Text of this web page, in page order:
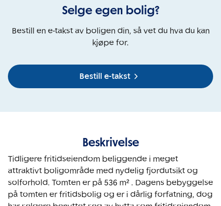
Selge egen bolig?
Bestill en e-takst av boligen din, så vet du hva du kan
kjøpe for.
Bestill e-takst
Beskrivelse
Tidligere fritidseiendom beliggende i meget
attraktivt boligområde med nydelig fjordutsikt og
solforhold. Tomten er på 536 m² . Dagens bebyggelse
på tomten er fritidsbolig og er i dårlig forfatning, dog